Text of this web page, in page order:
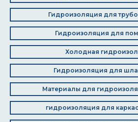
Гидроизоляция для
Гидроизоляция для
Холодная
Гидроизоляция для
Материалы для
гидроизоляция для